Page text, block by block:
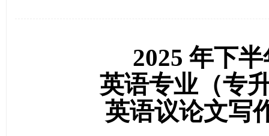
2025年下
英语专业（专
英语议论文写